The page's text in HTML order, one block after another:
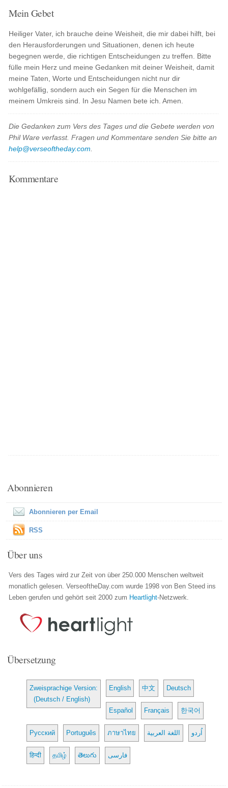
Mein Gebet
Heiliger Vater, ich brauche deine Weisheit, die mir dabei hilft, bei
den Herausforderungen und Situationen, denen ich heute
begegnen werde, die richtigen Entscheidungen zu treffen. Bitte
fülle mein Herz und meine Gedanken mit deiner Weisheit, damit
meine Taten, Worte und Entscheidungen nicht nur dir
wohlgefällig, sondern auch ein Segen für die Menschen im
meinem Umkreis sind. In Jesu Namen bete ich. Amen.
Die Gedanken zum Vers des Tages und die Gebete werden von
Phil Ware verfasst. Fragen und Kommentare senden Sie bitte an
help@verseoftheday.com
Kommentare
Abonnieren
Abonnieren per Email
RSS
Über uns
Vers des Tages wird zur Zeit von über 250.000 Menschen weltweit
monatlich gelesen. VerseoftheDay.com wurde 1998 von Ben Steed ins
Leben gerufen und gehört seit 2000 zum Heartlight-Netzwerk.
Übersetzung
Zweisprachige Version:
(Deutsch / English)
English 中文 Deutsch
Español Français 한국어
Русский Português ภาษาไทย اللغة العربية اُردو
हिन्दी தமிழ் తెలుగు فارسی